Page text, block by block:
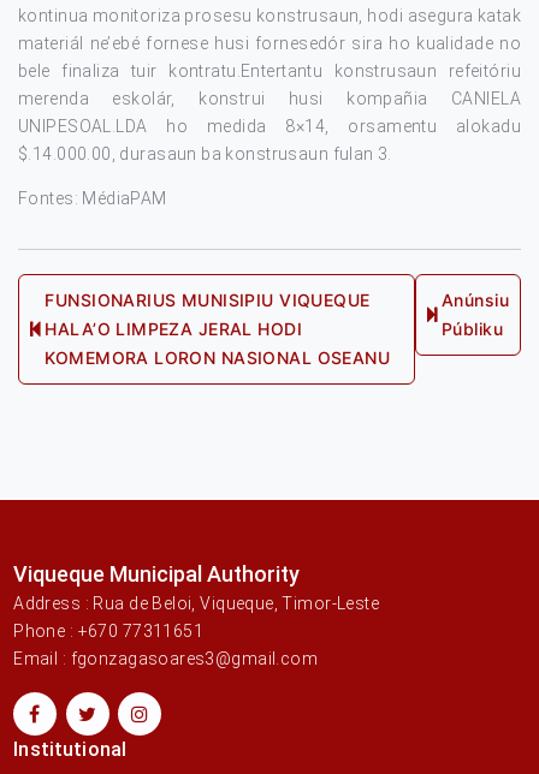
kontinua monitoriza prosesu konstrusaun, hodi asegura katak
materiál ne’ebé fornese husi fornesedór sira ho kualidade no
bele finaliza tuir kontratu.Entertantu konstrusaun refeitóriu
merenda eskolár, konstrui husi kompañia CANIELA
UNIPESOAL.LDA ho medida 8×14, orsamentu alokadu
$.14.000.00, durasaun ba konstrusaun fulan 3.
Fontes: MédiaPAM
Post
navigation
Previous
post:
FUNSIONARIUS MUNISIPIU VIQUEQUE
HALA’O LIMPEZA JERAL HODI
KOMEMORA LORON NASIONAL OSEANU
Next
post:
Anúnsiu
Públiku
Viqueque Municipal Authority
Address : Rua de Beloi, Viqueque, Timor-Leste
Phone : +670 77311651
Email : fgonzagasoares3@gmail.com
Institutional